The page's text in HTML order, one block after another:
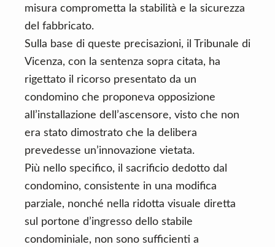
misura comprometta la stabilità e la sicurezza
del fabbricato.
Sulla base di queste precisazioni, il Tribunale di
Vicenza, con la sentenza sopra citata, ha
rigettato il ricorso presentato da un
condomino che proponeva opposizione
all’installazione dell’ascensore, visto che non
era stato dimostrato che la delibera
prevedesse un’innovazione vietata.
Più nello specifico, il sacrificio dedotto dal
condomino, consistente in una modifica
parziale, nonché nella ridotta visuale diretta
sul portone d’ingresso dello stabile
condominiale, non sono sufficienti a